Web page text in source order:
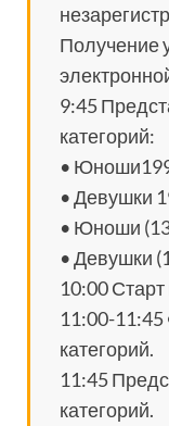
Получение
9:45
категорий:
•
• Девушки
• Юноши
• Девушки
10:00
11:00-
категорий.
11:45
категорий.